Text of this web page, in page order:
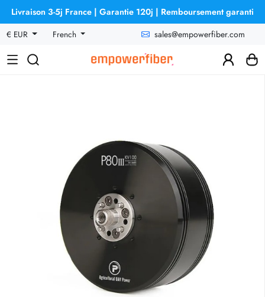
Livraison 3-5j France | Garantie 120j | Remboursement garanti
€ EUR
French sales@empowerfiber.com